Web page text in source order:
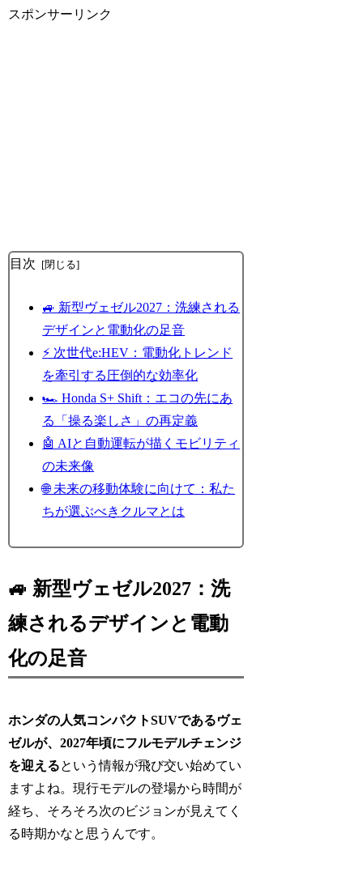
スポンサーリンク
目次
🚙 新型ヴェゼル2027：洗練される
デザインと電動化の足音
⚡ 次世代e:HEV：電動化トレンド
を牽引する圧倒的な効率化
🏎️ Honda S+ Shift：エコの先にあ
る「操る楽しさ」の再定義
🤖 AIと自動運転が描くモビリティ
の未来像
🌐 未来の移動体験に向けて：私た
ちが選ぶべきクルマとは
🚙 新型ヴェゼル2027：洗
練されるデザインと電動
化の足音
ホンダの人気コンパクトSUVであるヴェ
ゼルが、2027年頃にフルモデルチェンジ
を迎えるという情報が飛び交い始めてい
ますよね。現行モデルの登場から時間が
経ち、そろそろ次のビジョンが見えてく
る時期かなと思うんです。